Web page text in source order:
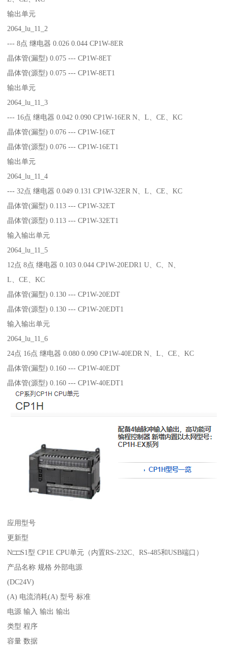
输出单元
2064_lu_11_2
--- 8点 继电器 0.026 0.044 CP1W-8ER
晶体管(漏型) 0.075 --- CP1W-8ET
晶体管(源型) 0.075 --- CP1W-8ET1
输出单元
2064_lu_11_3
--- 16点 继电器 0.042 0.090 CP1W-16ER N、L、CE、KC
晶体管(漏型) 0.076 --- CP1W-16ET
晶体管(源型) 0.076 --- CP1W-16ET1
输出单元
2064_lu_11_4
--- 32点 继电器 0.049 0.131 CP1W-32ER N、L、CE、KC
晶体管(漏型) 0.113 --- CP1W-32ET
晶体管(源型) 0.113 --- CP1W-32ET1
输入输出单元
2064_lu_11_5
12点 8点 继电器 0.103 0.044 CP1W-20EDR1 U、C、N、
L、CE、KC
晶体管(漏型) 0.130 --- CP1W-20EDT
晶体管(源型) 0.130 --- CP1W-20EDT1
输入输出单元
2064_lu_11_6
24点 16点 继电器 0.080 0.090 CP1W-40EDR N、L、CE、KC
晶体管(漏型) 0.160 --- CP1W-40EDT
晶体管(源型) 0.160 --- CP1W-40EDT1
应用型号
更新型
N□□S1型 CP1E CPU单元（内置RS-232C、RS-485和USB端口）
产品名称 规格 外部电源
(DC24V)
(A) 电流消耗(A) 型号 标准
电源 输入 输出 输出
类型 程序
容量 数据